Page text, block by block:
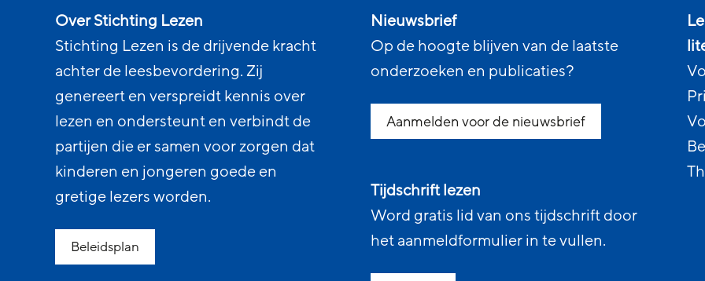
Over Stichting Lezen
Stichting Lezen is de drijvende kracht
achter de leesbevordering. Zij
genereert en verspreidt kennis over
lezen en ondersteunt en verbindt de
partijen die er samen voor zorgen dat
kinderen en jongeren goede en
gretige lezers worden.
Beleidsplan
Nieuwsbrief
Op de hoogte blijven van de laatste
onderzoeken en publicaties?
Aanmelden voor de nieuwsbrief
Tijdschrift lezen
Word gratis lid van ons tijdschrift door
het aanmeldformulier in te vullen.